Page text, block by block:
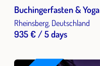
Buchingerfasten & Yoga
Rheinsberg, Deutschland
935 € / 5 days